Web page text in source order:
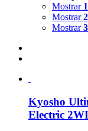
Mostrar
Mostrar
Mostrar
Kyosho
Electric